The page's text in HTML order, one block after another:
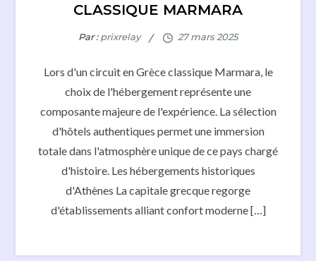
CLASSIQUE MARMARA
Par :prixrelay
Lors d'un circuit en Grèce classique Marmara, le
choix de l'hébergement représente une
composante majeure de l'expérience. La sélection
d'hôtels authentiques permet une immersion
totale dans l'atmosphère unique de ce pays chargé
d'histoire. Les hébergements historiques
d'Athènes La capitale grecque regorge
d'établissements alliant confort moderne […]